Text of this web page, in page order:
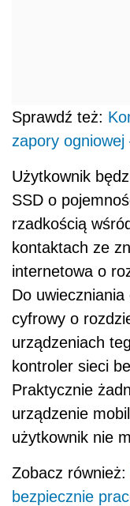
Sprawdź też:
zapory
Użytkownik
SSD o
rzadkością
kontaktach ze
internetowa o
Do
cyfrowy o
urządzeniach
kontroler sieci
Praktycznie
urządzenie
użytkownik nie
Zobacz również:
bezpiecznie